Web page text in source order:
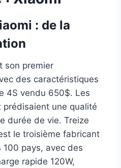
: de la
son premier
des caractéristiques
4S vendu 650$. Les
une qualité
durée de vie. Treize
le troisième fabricant
pays, avec des
rapide 120W,